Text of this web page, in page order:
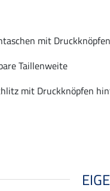
mit Druckknöpfen
Taillenweite
mit Druckknöpfen